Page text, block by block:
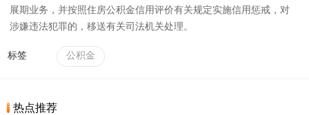
展期业务，并按照住房公积金信用评价有关规定实施信用惩戒，对
涉嫌违法犯罪的，移送有关司法机关处理。
标签 公积金
热点推荐